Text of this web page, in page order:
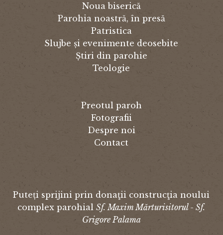
Noua biserică
Parohia noastră, în presă
Patristica
Slujbe și evenimente deosebite
Știri din parohie
Teologie
Preotul paroh
Fotografii
Despre noi
Contact
Puteți sprijini prin donaţii construcţia noului
complex parohialSf. Maxim Mărturisitorul - Sf.
Grigore Palama